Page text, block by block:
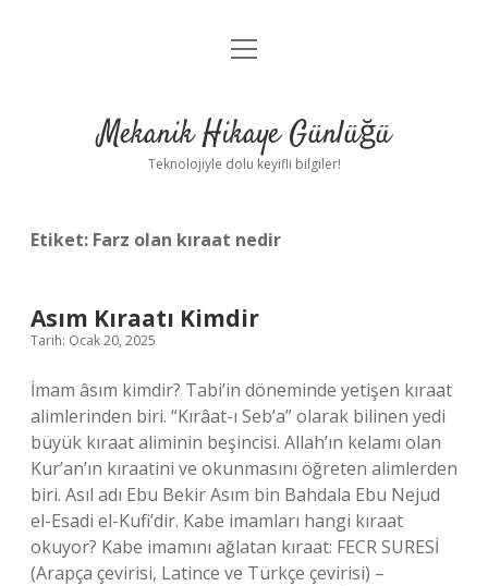
Anasayfa
Yasal Uyarı
menüyü
Mekanik Hikaye Günlüğü
Teknolojiyle dolu keyifli bilgiler!
Etiket: Farz olan kıraat nedir
Asım Kıraatı Kimdir
Tarih: Ocak 20, 2025
İmam âsım kimdir? Tabi’in döneminde yetişen kıraat
alimlerinden biri. “Kırâat-ı Seb’a” olarak bilinen yedi
büyük kıraat aliminin beşincisi. Allah’ın kelamı olan
Kur’an’ın kıraatini ve okunmasını öğreten alimlerden
biri. Asıl adı Ebu Bekir Asım bin Bahdala Ebu Nejud
el-Esadi el-Kufi’dir. Kabe imamları hangi kıraat
okuyor? Kabe imamını ağlatan kıraat: FECR SURESİ
(Arapça çevirisi, Latince ve Türkçe çevirisi) –